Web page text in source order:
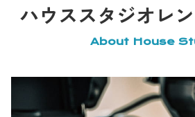
ハウススタジオレ
About House